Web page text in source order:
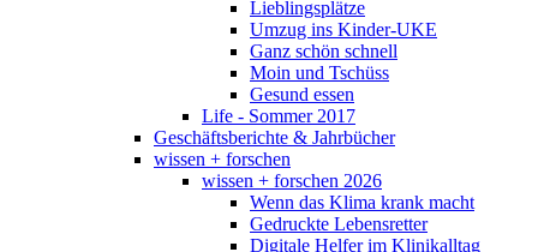
Lieblingsplätze
Umzug ins Kinder-UKE
Ganz schön schnell
Moin und Tschüss
Gesund essen
Life - Sommer 2017
Geschäftsberichte & Jahrbücher
wissen + forschen
wissen + forschen 2026
Wenn das Klima krank macht
Gedruckte Lebensretter
Digitale Helfer im Klinikalltag